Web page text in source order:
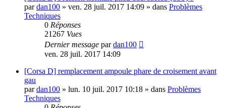
pardan100 » ven. 28 juil. 2017 14:09 » dans Problèmes
Techniques
0 Réponses
21267 Vues
Dernier message pardan100
ven. 28 juil. 2017 14:09
[Corsa D] remplacement ampoule phare de croisement avant
gau
pardan100 » lun. 10 juil. 2017 10:18 » dans Problèmes
Techniques